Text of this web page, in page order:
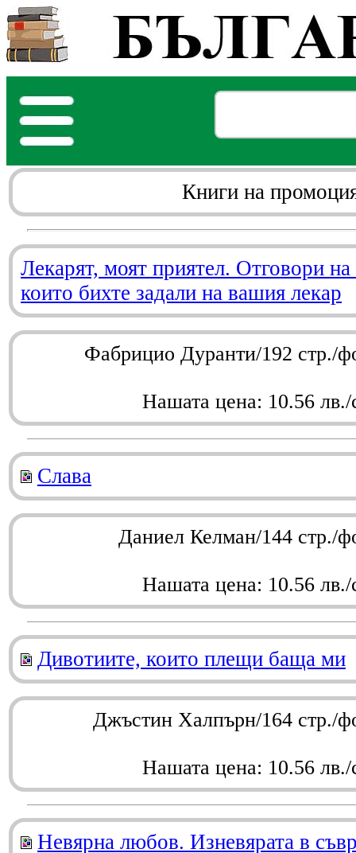
Книги на
Лекарят, моят приятел. Отговори
които бихте задали на вашия лекар
Фабрицио Дуранти/192 стр./
Нашата цена: 10.56 лв./
Слава
Даниел Келман/144 стр./
Нашата цена: 10.56 лв./
Дивотиите, които плещи баща ми
Джъстин Халпърн/164 стр./
Нашата цена: 10.56 лв./
Невярна любов. Изневярата в